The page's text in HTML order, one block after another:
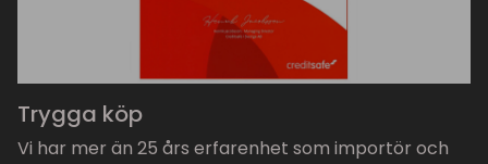
Trygga köp
Vi har mer än 25 års erfarenhet som importör och